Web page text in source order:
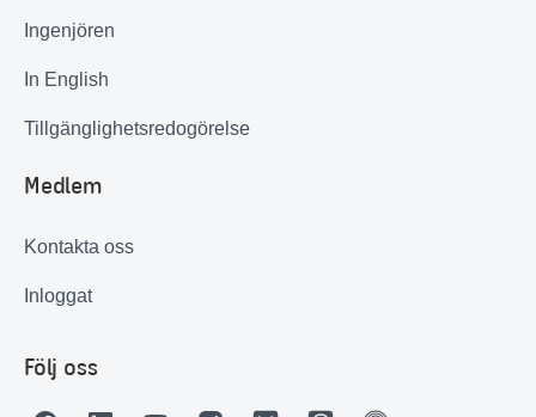
Ingenjören
In English
Tillgänglighetsredogörelse
Medlem
Kontakta oss
Inloggat
Följ oss